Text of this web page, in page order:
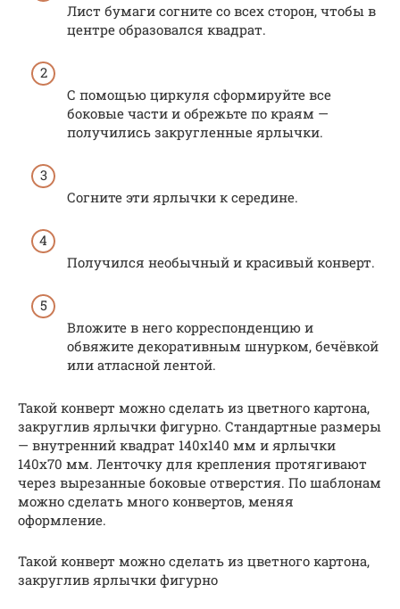
Лист бумаги согните со всех сторон, чтобы в
центре образовался квадрат.
С помощью циркуля сформируйте все
боковые части и обрежьте по краям —
получились закругленные ярлычки.
Согните эти ярлычки к середине.
Получился необычный и красивый конверт.
Вложите в него корреспонденцию и
обвяжите декоративным шнурком, бечёвкой
или атласной лентой.
Такой конверт можно сделать из цветного картона,
закруглив ярлычки фигурно. Стандартные размеры
— внутренний квадрат 140х140 мм и ярлычки
140х70 мм. Ленточку для крепления протягивают
через вырезанные боковые отверстия. По шаблонам
можно сделать много конвертов, меняя
оформление.
Такой конверт можно сделать из цветного картона,
закруглив ярлычки фигурно